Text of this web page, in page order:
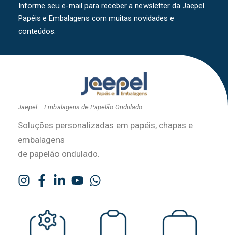
Informe seu e-mail para receber a newsletter da Jaepel
Papéis e Embalagens com muitas novidades e
conteúdos.
Jaepel – Embalagens de Papelão Ondulado
Soluções personalizadas em papéis, chapas e
embalagens
de papelão ondulado.